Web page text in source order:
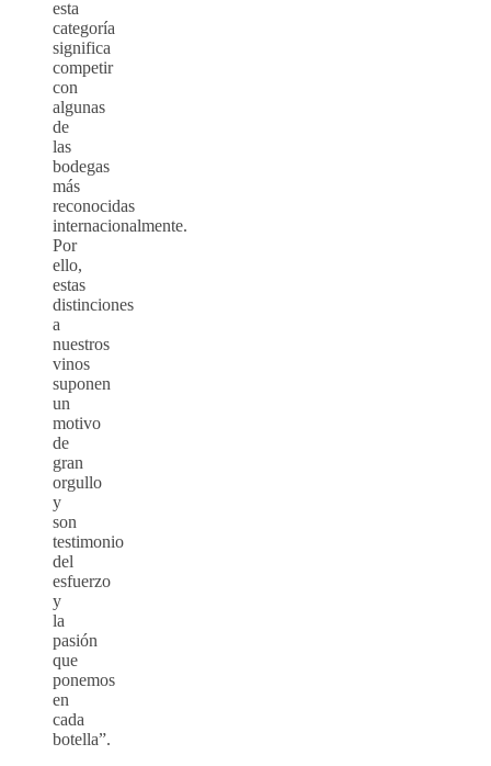
esta
categoría
significa
competir
con
algunas
de
las
bodegas
más
reconocidas
internacionalmente.
Por
ello,
estas
distinciones
a
nuestros
vinos
suponen
un
motivo
de
gran
orgullo
y
son
testimonio
del
esfuerzo
y
la
pasión
que
ponemos
en
cada
botella”.